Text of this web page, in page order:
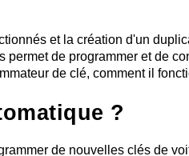
et la création d'un
de programmer et de
de clé, comment il
?
de nouvelles clés de